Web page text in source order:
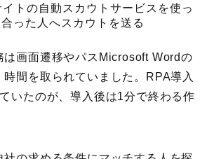
トの自動スカウトサービスを使っ
った人へスカウトを送る
は画面遷移やパスMicrosoft Wordの
時間を取られていました。RPA導入
いたのが、導入後は1分で終わる作